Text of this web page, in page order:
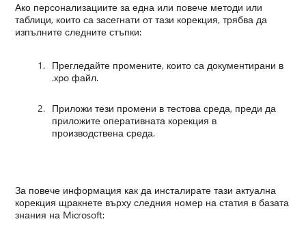
Ако персонализациите за една или повече методи или
таблици, които са засегнати от тази корекция, трябва да
изпълните следните стъпки:
Прегледайте промените, които са документирани в
.xpo файл.
Приложи тези промени в тестова среда, преди да
приложите оперативната корекция в
производствена среда.
За повече информация как да инсталирате тази актуална
корекция щракнете върху следния номер на статия в базата
знания на Microsoft: